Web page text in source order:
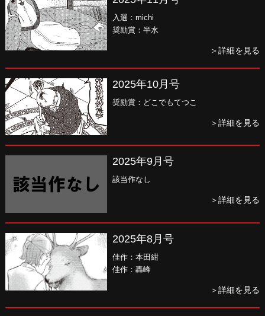
入選：michi
奨励賞：半水
＞詳細を見る
2025年10月号
奨励賞：どこでもてつこ
＞詳細を見る
2025年9月号
該当作なし
＞詳細を見る
2025年8月号
佳作：本田紺
佳作：轟峰
＞詳細を見る